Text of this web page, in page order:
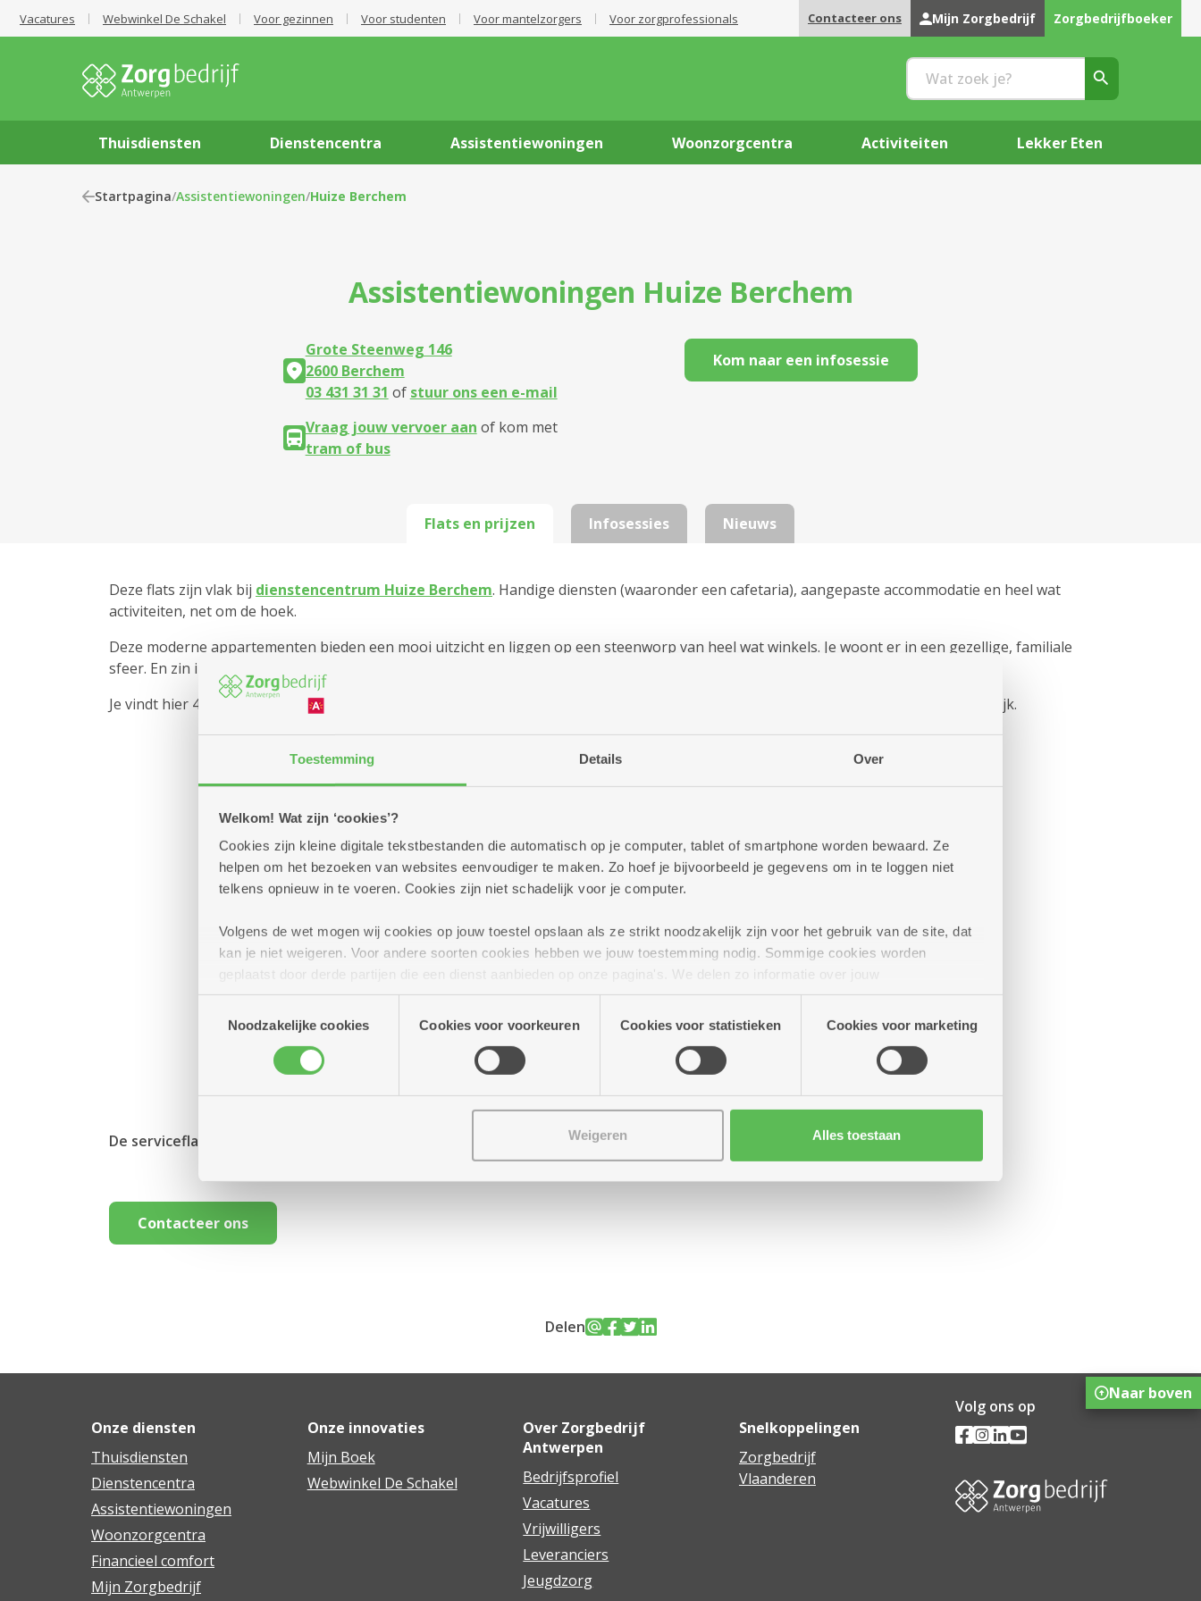
Toestemming Details Over
Welkom! Wat zijn ‘cookies’?
Cookies zijn kleine digitale tekstbestanden die automatisch op je computer, tablet of smartphone worden bewaard. Ze
helpen om het bezoeken van websites eenvoudiger te maken. Zo hoef je bijvoorbeeld je gegevens om in te loggen niet
telkens opnieuw in te voeren. Cookies zijn niet schadelijk voor je computer.
Volgens de wet mogen wij cookies op jouw toestel opslaan als ze strikt noodzakelijk zijn voor het gebruik van de site, dat
kan je niet weigeren. Voor andere soorten cookies hebben we jouw toestemming nodig. Sommige cookies worden
geplaatst door derde partijen die een dienst aanbieden op onze pagina's. We delen zo informatie over jouw
(geanonimiseerd) gebruik van onze site voor social media, advertenties en analyse. Deze partners kunnen deze gegevens
combineren met andere informatie die je aan hen verstrekte.
Noodzakelijke cookies
Cookies voor voorkeuren Cookies voor statistieken Cookies voor marketing
Weigeren Alles toestaan
Vacatures Webwinkel De Schakel Voor gezinnen Voor studenten Voor mantelzorgers Voor zorgprofessionals Contacteer ons Mijn Zorgbedrijf Zorgbedrijfboeker
Thuisdiensten Dienstencentra Assistentiewoningen Woonzorgcentra Activiteiten Lekker Eten
Startpagina/Assistentiewoningen/Huize Berchem
Assistentiewoningen Huize Berchem
Grote Steenweg 146
2600 Berchem
03 431 31 31 of stuur ons een e-mail
Vraag jouw vervoer aan of kom met
tram of bus
Kom naar een infosessie
Flats en prijzen
Deze flats zijn vlak bij dienstencentrum Huize Berchem. Handige diensten (waaronder een cafetaria), aangepaste accommodatie en heel wat
activiteiten, net om de hoek.
Deze moderne appartementen bieden een mooi uitzicht en liggen op een steenworp van heel wat winkels. Je woont er in een gezellige, familiale
sfeer. En zin in wat ontspanning? Dan kan je op elk moment gebruikmaken van de petanquebaan.
Je vindt hier 44 flats van 60 m
2groot, met 1 slaapkamer. De woningen zijn opgeknapt in 2001. Alle flats zijn volledig rolstoeltoegankelijk.
Assistentiewoning met 1 slaapkamer en
terras
Centraal gelegen appartementen met mooi uitzicht.
Huurprijs: 312,17 euro per maand (incl. servicekost)
dag
Meer weten
De serviceflat van jouw voorkeur gevonden? Of nog vragen?
Contacteer ons
Infosessies Nieuws
Delen
Onze diensten
Thuisdiensten
Dienstencentra
Assistentiewoningen
Woonzorgcentra
Financieel comfort
Mijn Zorgbedrijf
Onze innovaties
Mijn Boek
Webwinkel De Schakel
Over Zorgbedrijf
Antwerpen
Bedrijfsprofiel
Vacatures
Vrijwilligers
Leveranciers
Jeugdzorg
Snelkoppelingen
Zorgbedrijf
Vlaanderen
Volg ons op
Naar boven